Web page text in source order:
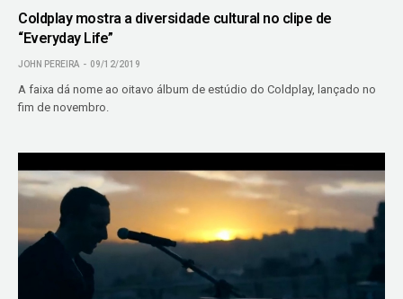
Coldplay mostra a diversidade cultural no clipe de
“Everyday Life”
JOHN PEREIRA 09/12/2019
A faixa dá nome ao oitavo álbum de estúdio do Coldplay, lançado no
fim de novembro.